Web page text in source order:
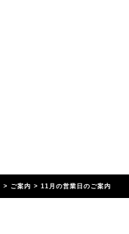
> ご案内 >11月の営業日のご案内